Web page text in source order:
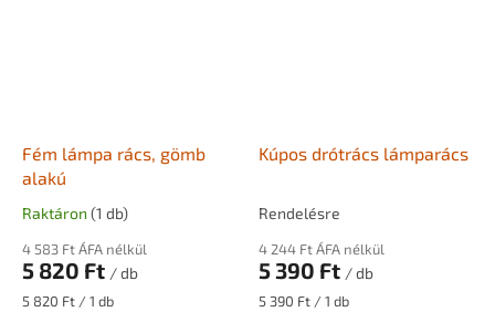
Fém lámpa rács, gömb
alakú
Raktáron (1 db)
4 583 Ft ÁFA nélkül
5 820 Ft / db
Egységár:
5 820 Ft / 1 db
Kúpos drótrács lámparács
Rendelésre
4 244 Ft ÁFA nélkül
5 390 Ft / db
Egységár:
5 390 Ft / 1 db